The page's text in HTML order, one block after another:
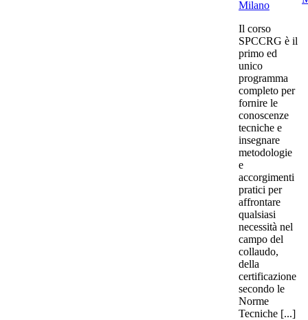
Milano
Il corso
SPCCRG è il
primo ed
unico
programma
completo per
fornire le
conoscenze
tecniche e
insegnare
metodologie
e
accorgimenti
pratici per
affrontare
qualsiasi
necessità nel
campo del
collaudo,
della
certificazione
secondo le
Norme
Tecniche [...]